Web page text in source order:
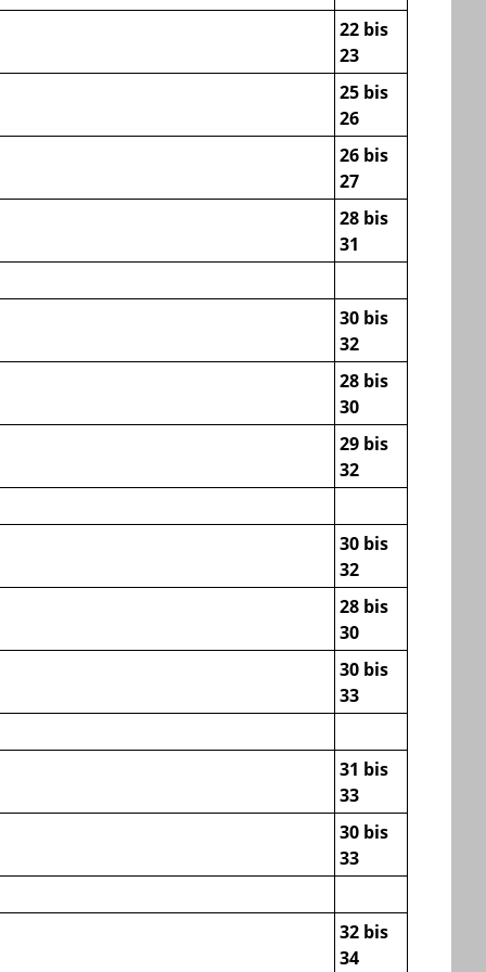
22 bis
23
25 bis
26
26 bis
27
28 bis
31
30 bis
32
28 bis
30
29 bis
32
30 bis
32
28 bis
30
30 bis
33
31 bis
33
30 bis
33
32 bis
34